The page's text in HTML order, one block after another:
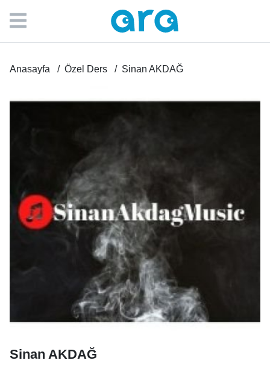
Anasayfa Özel Ders Sinan AKDAĞ
Sinan AKDAĞ